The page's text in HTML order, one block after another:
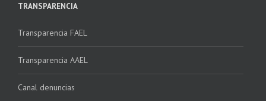
TRANSPARENCIA
Transparencia FAEL
Transparencia AAEL
Canal denuncias